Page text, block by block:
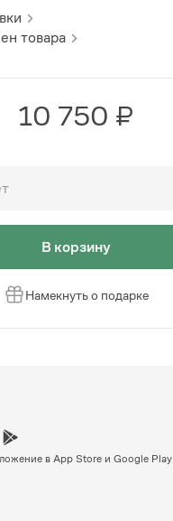
товара
10 750 ₽
В корзину
Намекнуть о подарке
в App Store и Google Play